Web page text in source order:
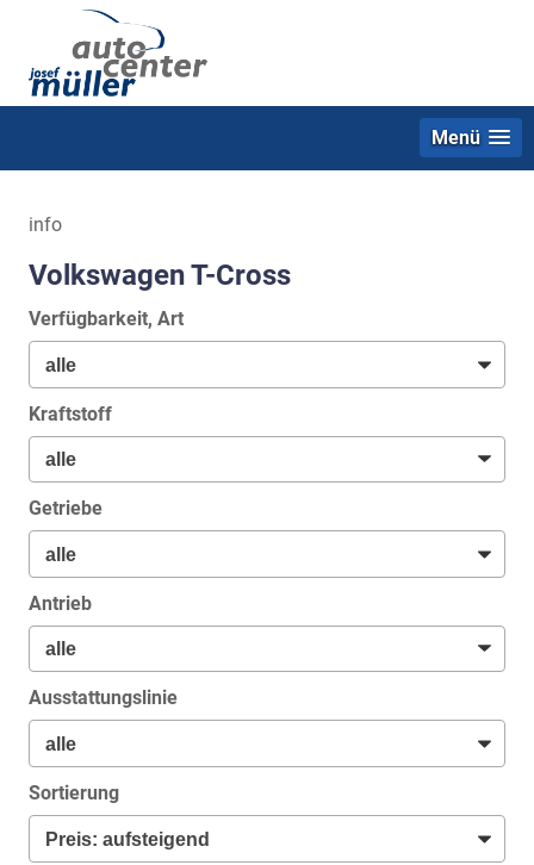
Menü
info
Volkswagen T-Cross
Verfügbarkeit, Art
Kraftstoff
Getriebe
Antrieb
Ausstattungslinie
Sortierung